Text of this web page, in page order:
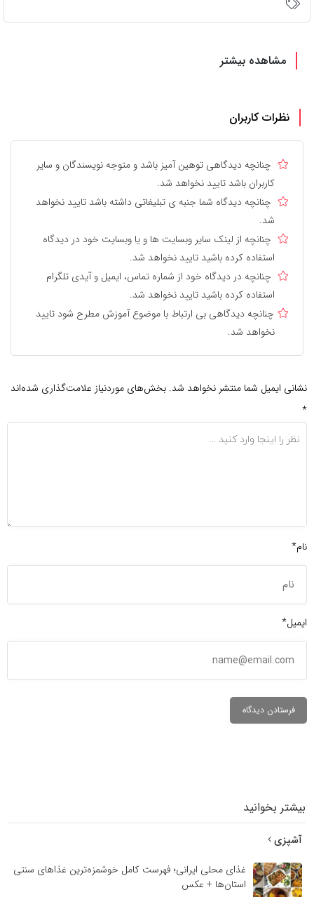
مشاهده بیشتر
نظرات کاربران
چنانچه دیدگاهی توهین آمیز باشد و متوجه نویسندگان و سایر
کاربران باشد تایید نخواهد شد.
چنانچه دیدگاه شما جنبه ی تبلیغاتی داشته باشد تایید نخواهد
شد.
چنانچه از لینک سایر وبسایت ها و یا وبسایت خود در دیدگاه
استفاده کرده باشید تایید نخواهد شد.
چنانچه در دیدگاه خود از شماره تماس، ایمیل و آیدی تلگرام
استفاده کرده باشید تایید نخواهد شد.
چنانچه دیدگاهی بی ارتباط با موضوع آموزش مطرح شود تایید
نخواهد شد.
نشانی ایمیل شما منتشر نخواهد شد. بخش‌های موردنیاز علامت‌گذاری شده‌اند
*
نام*
ایمیل*
بیشتر بخوانید
آشپزی
غذای محلی ایرانی؛ فهرست کامل خوشمزه‌ترین غذاهای سنتی
استان‌ها + عکس